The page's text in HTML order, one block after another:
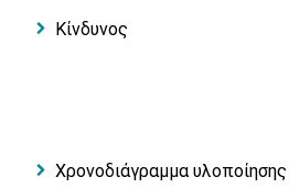
Κίνδυνος
Χρονοδιάγραμμα υλοποίησης